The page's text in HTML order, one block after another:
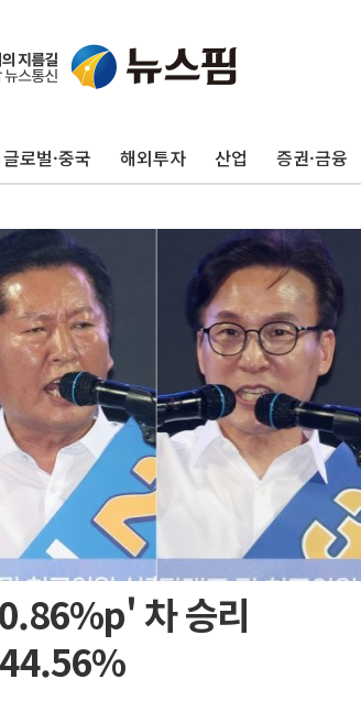
글로벌·중국 해외투자 산업 증권·금융
차 승리